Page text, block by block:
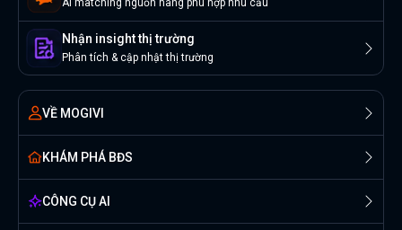
AI matching nguồn hàng phù hợp nhu cầu
Nhận insight thị trường
Phân tích & cập nhật thị trường
VỀ MOGIVI
KHÁM PHÁ BĐS
CÔNG CỤ AI